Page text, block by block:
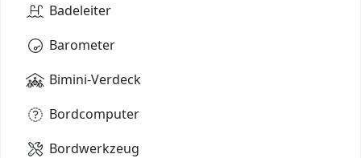
Badeleiter
Barometer
Bimini-Verdeck
Bordcomputer
Bordwerkzeug